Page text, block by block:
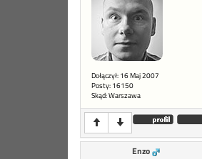
Dołączył: 16 Maj 2007
Posty: 16150
Skąd: Warszawa
Enzo